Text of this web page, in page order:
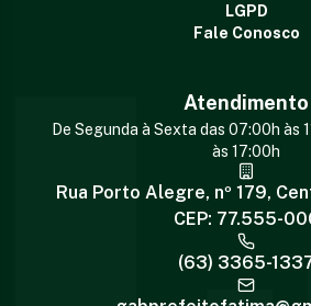
LGPD
Fale Conosco
Atendimento
De Segunda à Sexta das 07:00h às
às 17:00h
Rua Porto Alegre, nº 179,
CEP: 77.555-
(63) 3365-